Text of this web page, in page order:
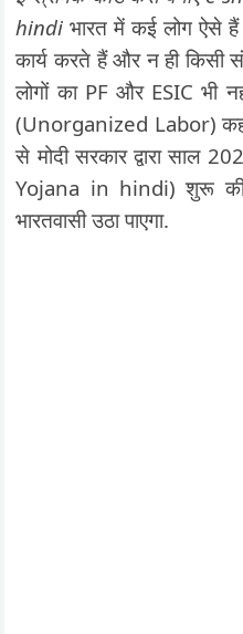
hindi भारत में कई लोग ऐसे
कार्य करते हैं और न ही किसी
लोगों का PF और ESIC भी
(Unorganized Labor) कहा
से मोदी सरकार द्वारा साल
Yojana in hindi) शुरू की
भारतवासी उठा पाएगा.